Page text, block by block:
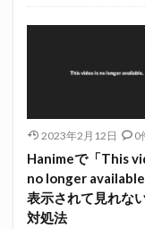
2023年2月12日 0
Hanimeで「This
no longer
表示されて見れな
対処法